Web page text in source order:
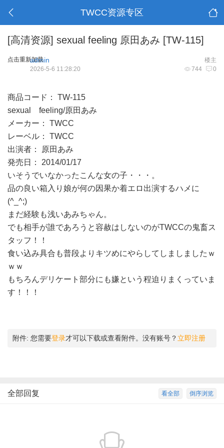
TWCC资源专区
[高清资源] sexual feeling 原田あみ [TW-115]
点击重新加载 楼主
admin
744 0
2026-5-6 11:28:20
商品コード： TW-115
sexual feeling/原田あみ
メーカー： TWCC
レーベル： TWCC
出演者： 原田あみ
発売日： 2014/01/17
いそうでいなかったこんな女の子・・・。
品の良い箱入り娘が何の因果か着エロ出演するハメに
(^_^;)
まだ経験も浅いあみちゃん。
でも相手が誰であろうと容赦はしないのがTWCCの鬼畜ス
タッフ！！
食い込み具合も普段よりキツめにやらしてしましましたｗ
ｗｗ
もちろんデリケート部分にも嫌という程迫りまくっていま
す！！！
附件: 您需要登录才可以下载或查看附件。没有账号？ 立即注册
倒序浏览
看全部
全部回复